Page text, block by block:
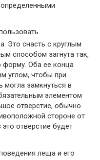
Это снасть с круглым
способом загнута так,
форму. Оба ее конца
углом, чтобы при
могла замкнуться в
элементом
отверстие, обычно
стороне от
отверстие будет
леща и его